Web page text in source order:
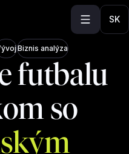
SK
Biznis analýza
futbalu
so